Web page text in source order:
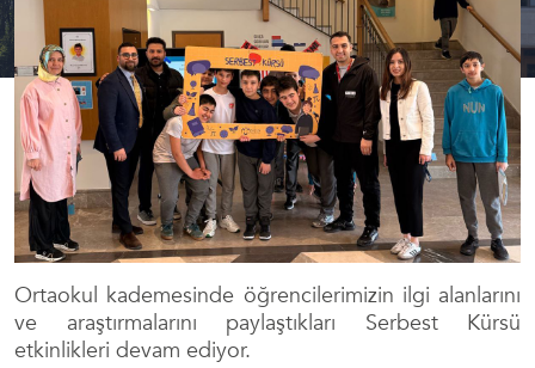
Ortaokul kademesinde öğrencilerimizin ilgi alanlarını
ve araştırmalarını paylaştıkları Serbest Kürsü
etkinlikleri devam ediyor.